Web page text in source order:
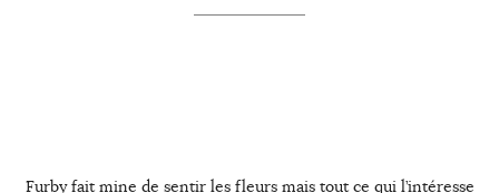
Furby fait mine de sentir les fleurs mais tout ce qui l’intéresse